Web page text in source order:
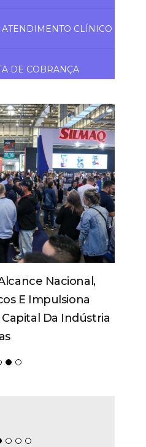
ATENDIMENTO CLÍNICO
DE COBRANÇA
Nacional,
E Impulsiona
Da Indústria